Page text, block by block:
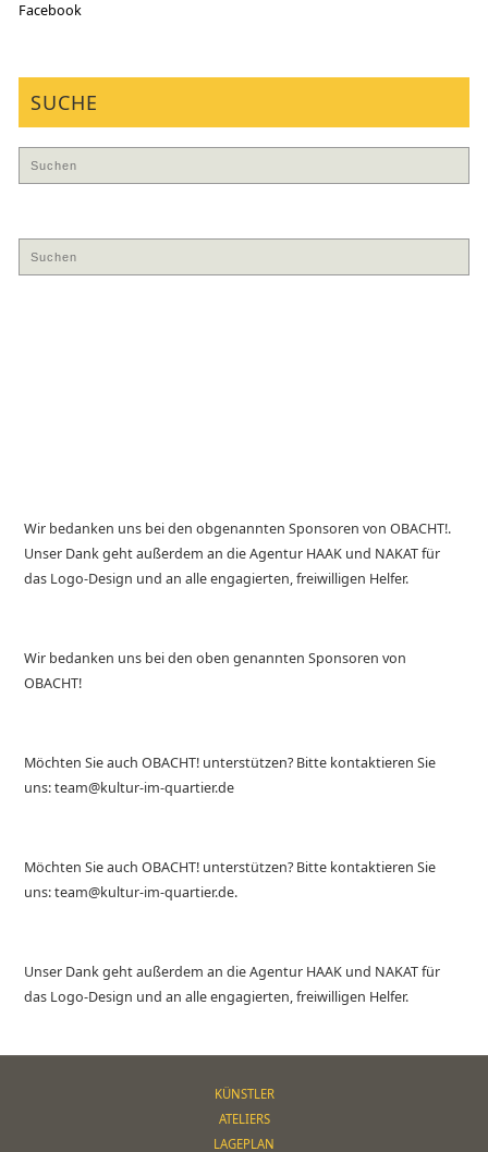
Facebook
SUCHE
Wir bedanken uns bei den obgenannten Sponsoren von OBACHT!.
Unser Dank geht außerdem an die Agentur HAAK und NAKAT für
das Logo-Design und an alle engagierten, freiwilligen Helfer.
Wir bedanken uns bei den oben genannten Sponsoren von
OBACHT!
Möchten Sie auch OBACHT! unterstützen? Bitte kontaktieren Sie
uns: team@kultur-im-quartier.de
Möchten Sie auch OBACHT! unterstützen? Bitte kontaktieren Sie
uns: team@kultur-im-quartier.de.
Unser Dank geht außerdem an die Agentur HAAK und NAKAT für
das Logo-Design und an alle engagierten, freiwilligen Helfer.
KÜNSTLER
ATELIERS
LAGEPLAN